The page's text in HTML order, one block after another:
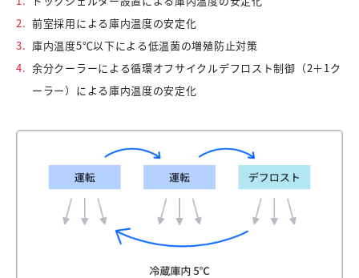
2. 前室採用による庫内温度の安定化
3. 庫内温度5℃以下による低温菌の増殖防止対策
4. 余分クーラーによる循環オフサイクルデフロスト制御（2＋1ク
ーラー）による庫内温度の安定化